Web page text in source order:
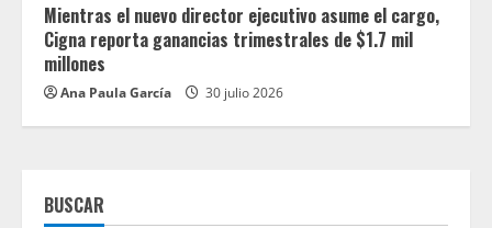
Mientras el nuevo director ejecutivo asume el cargo,
Cigna reporta ganancias trimestrales de $1.7 mil
millones
Ana Paula García 30 julio 2026
BUSCAR